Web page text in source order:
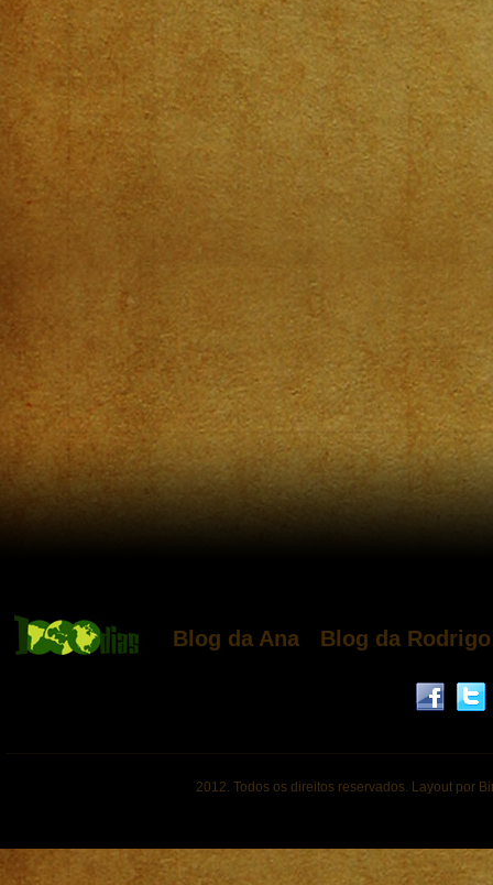
Blog da Ana Blog da Rodrigo
2012. Todos os direitos reservados. Layout por